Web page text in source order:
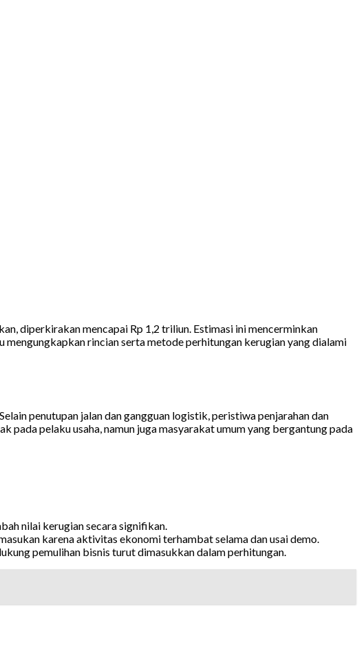
diperkirakan mencapai Rp 1,2 triliun. Estimasi ini mencerminkan
rincian serta metode perhitungan kerugian yang dialami
penutupan jalan dan gangguan logistik, peristiwa penjarahan dan
pelaku usaha, namun juga masyarakat umum yang bergantung pada
nilai kerugian secara signifikan.
karena aktivitas ekonomi terhambat selama dan usai demo.
pemulihan bisnis turut dimasukkan dalam perhitungan.